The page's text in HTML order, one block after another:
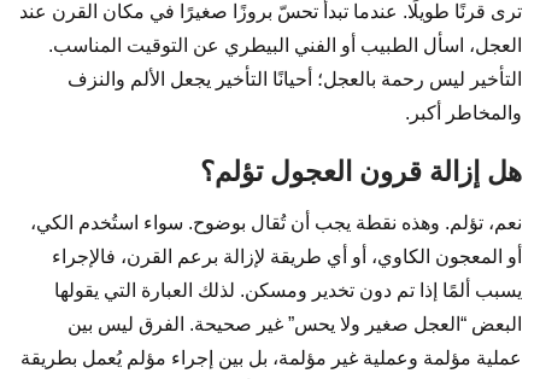
ترى قرنًا طويلًا. عندما تبدأ تحسّ بروزًا صغيرًا في مكان القرن عند
العجل، اسأل الطبيب أو الفني البيطري عن التوقيت المناسب.
التأخير ليس رحمة بالعجل؛ أحيانًا التأخير يجعل الألم والنزف
والمخاطر أكبر.
هل إزالة قرون العجول تؤلم؟
نعم، تؤلم. وهذه نقطة يجب أن تُقال بوضوح. سواء استُخدم الكي،
أو المعجون الكاوي، أو أي طريقة لإزالة برعم القرن، فالإجراء
يسبب ألمًا إذا تم دون تخدير ومسكن. لذلك العبارة التي يقولها
البعض “العجل صغير ولا يحس” غير صحيحة. الفرق ليس بين
عملية مؤلمة وعملية غير مؤلمة، بل بين إجراء مؤلم يُعمل بطريقة